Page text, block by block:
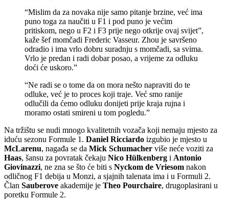
“Mislim da za novaka nije samo pitanje brzine, već ima
puno toga za naučiti u F1 i pod puno je većim
pritiskom, nego u F2 i F3 prije nego otkrije ovaj svijet”,
kaže šef momčadi Frederic Vasseur. Zhou je savršeno
odradio i ima vrlo dobru suradnju s momčadi, sa svima.
Vrlo je predan i radi dobar posao, a vrijeme za odluku
doći će uskoro.”
“Ne radi se o tome da on mora nešto napraviti do te
odluke, već je to proces koji traje. Već smo ranije
odlučili da ćemo odluku donijeti prije kraja rujna i
moramo ostati smireni u tom pogledu.”
Na tržištu se nudi mnogo kvalitetnih vozača koji nemaju mjesto za
iduću sezonu Formule 1. Daniel Ricciardo izgubio je mjesto u
McLarenu, nagađa se da Mick Schumacher više neće voziti za
Haas, šansu za povratak čekaju Nico Hülkenberg i Antonio
Giovinazzi, ne zna se što će biti s Nyckom de Vriesom nakon
odličnog F1 debija u Monzi, a sjajnih talenata ima i u Formuli 2.
Član Sauberove akademije je Theo Pourchaire, drugoplasirani u
poretku Formule 2.